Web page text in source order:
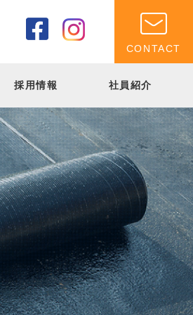
CONTACT
採用情報 社員紹介